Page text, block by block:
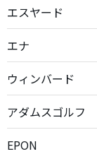
エスヤード
エナ
ウィンバード
アダムスゴルフ
EPON